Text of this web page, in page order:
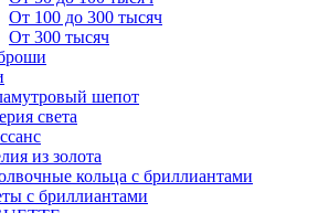
От 100 до 300 тысяч
От 300 тысяч
шепот
света
из золота
кольца с бриллиантами
с бриллиантами